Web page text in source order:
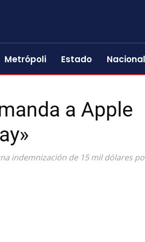
Metrópoli Estado Nacional
a Apple
indemnización de 15 mil dólares